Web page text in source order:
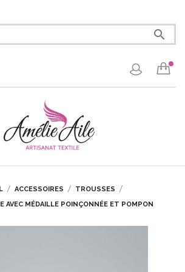

ACCESSOIRES
TROUSSES
AVEC MÉDAILLE POINÇONNÉE ET POMPON